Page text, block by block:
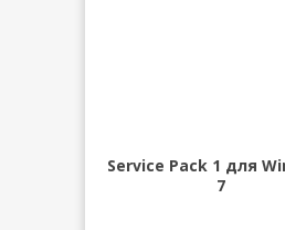
Service Pack 1 для
7